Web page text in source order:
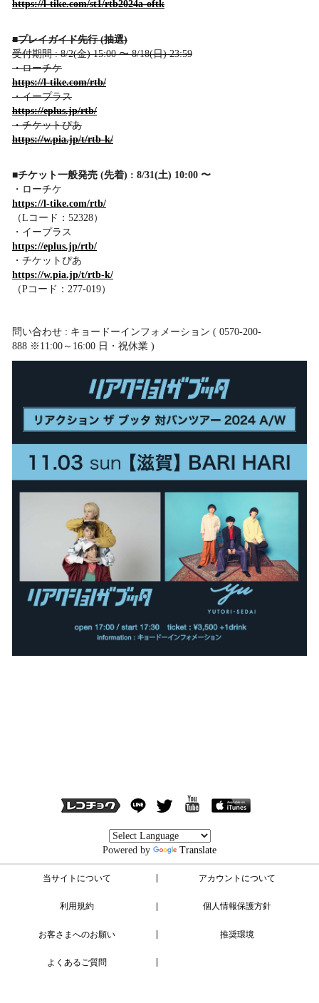
https://l-tike.com/st1/rtb2024a-oftk
■プレイガイド先行 (抽選)
受付期間 : 8/2(金) 15:00 〜 8/18(日) 23:59
・ローチケ
https://l-tike.com/rtb/
・イープラス
https://eplus.jp/rtb/
・チケットぴあ
https://w.pia.jp/t/rtb-k/
■チケット一般発売 (先着) : 8/31(土) 10:00 〜
・ローチケ
https://l-tike.com/rtb/
（Lコード：52328）
・イープラス
https://eplus.jp/rtb/
・チケットぴあ
https://w.pia.jp/t/rtb-k/
（Pコード：277-019）
​問い合わせ : キョードーインフォメーション ( 0570-200-
888 ※11:00～16:00 日・祝休業 )
Powered by Translate
当サイトについて アカウントについて
利用規約 個人情報保護方針
お客さまへのお願い 推奨環境
よくあるご質問